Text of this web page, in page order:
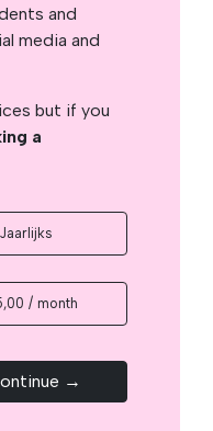
and
media and
but if you
a
Jaarlijks
/ month
→